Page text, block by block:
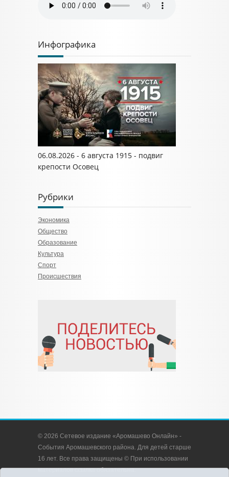
Инфографика
06.08.2026 - 6 августа 1915 - подвиг
крепости Осовец
Рубрики
Экономика
Общество
Образование
Культура
Спорт
Происшествия
© 2026 Сетевое издание «Аромашево Онлайн» -
События Аромашевского района. Для детей старше
16 лет. Все права защищены © При использовании
материалов ссылка обязательна.